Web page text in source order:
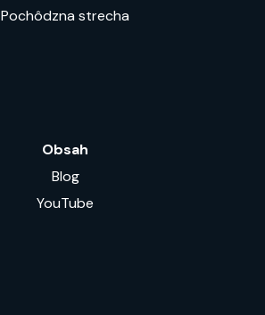
Pochôdzna strecha
Obsah
Blog
YouTube